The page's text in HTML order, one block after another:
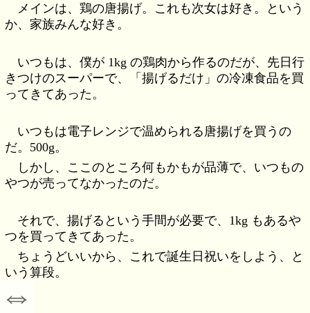
メインは、鶏の唐揚げ。これも次女は好き。という
か、家族みんな好き。
いつもは、僕が 1kg の鶏肉から作るのだが、先日行
きつけのスーパーで、「揚げるだけ」の冷凍食品を買
ってきてあった。
いつもは電子レンジで温められる唐揚げを買うの
だ。500g。
しかし、ここのところ何もかもが品薄で、いつもの
やつが売ってなかったのだ。
それで、揚げるという手間が必要で、1kg もあるや
つを買ってきてあった。
ちょうどいいから、これで誕生日祝いをしよう、と
いう算段。
⇔